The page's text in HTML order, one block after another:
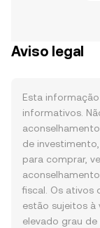
Aviso legal
Esta
informativos.
de
para comprar,
fiscal. Os ativos
estão sujeitos à
elevado grau